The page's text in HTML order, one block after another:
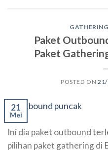
GATHERING
Paket
Paket
POSTED ON
21
Mei
Ini dia paket outbound
pilihan paket gathering di